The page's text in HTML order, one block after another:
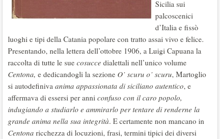
Sicilia sui
palcoscenici
d’Italia e fissò
luoghi e tipi della Catania popolare con tratto assai vivo e felice.
Presentando, nella lettera dell’ottobre 1906, a Luigi Capuana la
raccolta di tutte le sue cosucce dialettali nell’unico volume
Centona, e dedicandogli la sezione O’ scuru o’ scuru, Martoglio
si autodefiniva anima appassionata di siciliano autentico, e
affermava di essersi per anni confuso con il caro popolo,
indugiando a studiarlo e ammirarlo per tentare di renderne la
grande anima nella sua integrità. E certamente non mancano in
Centona ricchezza di locuzioni, frasi, termini tipici dei diversi